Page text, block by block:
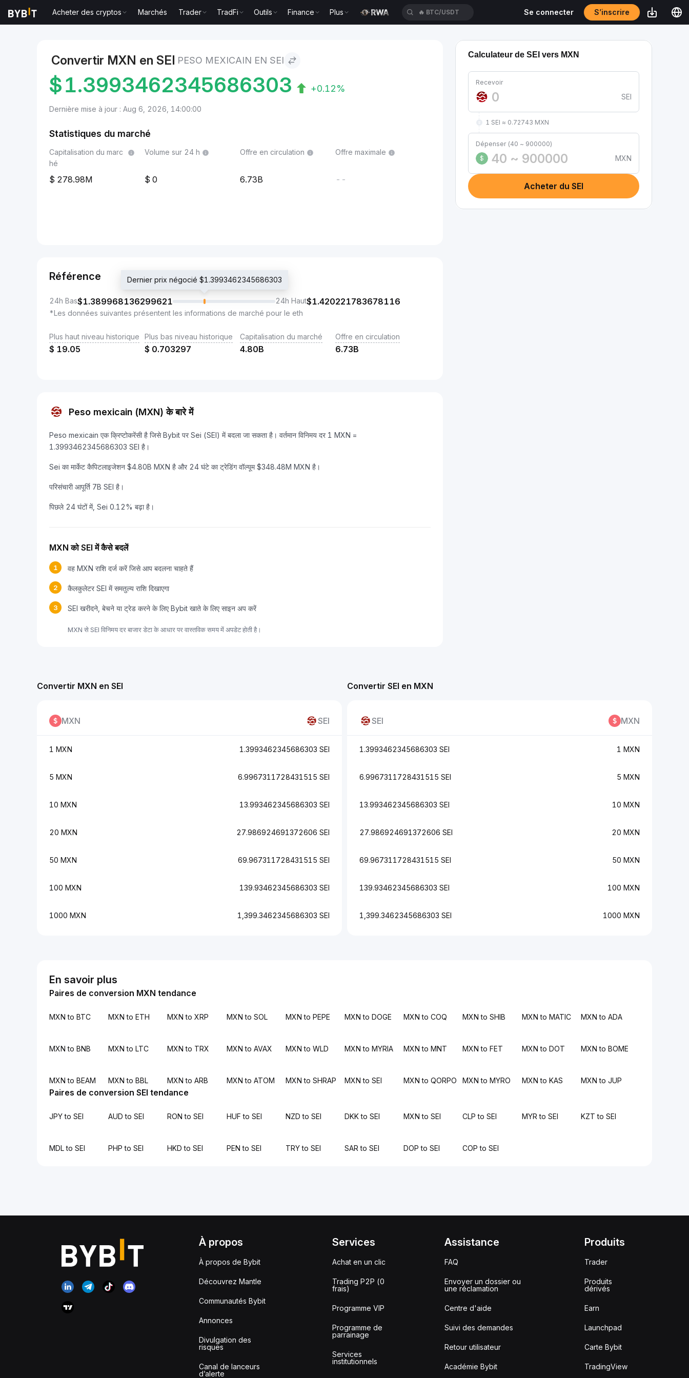
Acheter des cryptos Marchés Trader TradFi Outils Finance Plus 🔥 XAUT/USDT Se connecter S’inscrire
Convertir MXN en SEI PESO MEXICAIN EN SEI
$1.3993462345686303 +0.12%
Dernière mise à jour : Aug 6, 2026, 14:00:00
Statistiques du marché
Capitalisation du marc
hé
278.98M
Volume sur 24 h
0
Offre en circulation
6.73B
Offre maximale
--
Référence
24h Bas$1.389968136299621
Dernier prix négocié $1.3993462345686303
24h Haut$1.420221783678116
*Les données suivantes présentent les informations de marché pour le eth
Plus haut niveau historique
$ 19.05
Plus bas niveau historique
$ 0.703297
Capitalisation du marché
4.80B
Offre en circulation
6.73B
Peso mexicain (MXN) के बारे में
Peso mexicain एक क्रिप्टोकरेंसी है जिसे Bybit पर Sei (SEI) में बदला जा सकता है। वर्तमान विनिमय दर 1 MXN =
1.3993462345686303 SEI है।
Sei का मार्केट कैपिटलाइजेशन $4.80B MXN है और 24 घंटे का ट्रेडिंग वॉल्यूम $348.48M MXN है।
परिसंचारी आपूर्ति 7B SEI है।
पिछले 24 घंटों में, Sei 0.12% बढ़ा है।
MXN को SEI में कैसे बदलें
1 वह MXN राशि दर्ज करें जिसे आप बदलना चाहते हैं
2 कैलकुलेटर SEI में समतुल्य राशि दिखाएगा
3 SEI खरीदने, बेचने या ट्रेड करने के लिए Bybit खाते के लिए साइन अप करें
MXN से SEI विनिमय दर बाजार डेटा के आधार पर वास्तविक समय में अपडेट होती है।
Calculateur de SEI vers MXN
Recevoir
SEI
1 SEI ≈ 0.72743 MXN
Dépenser (40 ~ 900000)
$
MXN
Acheter du SEI
Convertir SEI en MXN
SEI MXN
1.3993462345686303 SEI 1 MXN
6.9967311728431515 SEI 5 MXN
13.993462345686303 SEI 10 MXN
27.986924691372606 SEI 20 MXN
69.967311728431515 SEI 50 MXN
139.93462345686303 SEI 100 MXN
1,399.3462345686303 SEI 1000 MXN
Convertir MXN en SEI
MXN SEI
1 MXN 1.3993462345686303 SEI
5 MXN 6.9967311728431515 SEI
10 MXN 13.993462345686303 SEI
20 MXN 27.986924691372606 SEI
50 MXN 69.967311728431515 SEI
100 MXN 139.93462345686303 SEI
1000 MXN 1,399.3462345686303 SEI
En savoir plus
Paires de conversion MXN tendance
MXN to BTC MXN to ETH MXN to XRP MXN to SOL MXN to PEPE MXN to DOGE MXN to COQ MXN to SHIB MXN to MATIC MXN to ADA
MXN to BNB MXN to LTC MXN to TRX MXN to AVAX MXN to WLD MXN to MYRIA MXN to MNT MXN to FET MXN to DOT MXN to BOME
MXN to BEAM MXN to BBL MXN to ARB MXN to ATOM MXN to SHRAP MXN to SEI MXN to QORPO MXN to MYRO MXN to KAS MXN to JUP
Paires de conversion SEI tendance
JPY to SEI AUD to SEI RON to SEI HUF to SEI NZD to SEI DKK to SEI MXN to SEI CLP to SEI MYR to SEI KZT to SEI
MDL to SEI PHP to SEI HKD to SEI PEN to SEI TRY to SEI SAR to SEI DOP to SEI COP to SEI
À propos
À propos de Bybit
Découvrez Mantle
Communautés Bybit
Annonces
Divulgation des
risques
Canal de lanceurs
d’alerte
Services
Achat en un clic
Trading P2P (0
frais)
Programme VIP
Programme de
parrainage
Services
institutionnels
Assistance
FAQ
Envoyer un dossier ou
une réclamation
Centre d'aide
Suivi des demandes
Retour utilisateur
Académie Bybit
Produits
Trader
Produits
dérivés
Earn
Launchpad
Carte Bybit
TradingView